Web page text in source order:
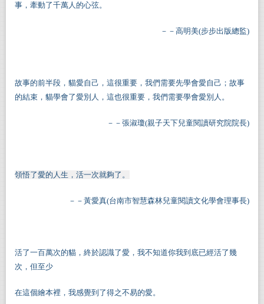
事，牽動了千萬人的心弦。
－－高明美(步步出版總監)
故事的前半段，貓愛自己，這很重要，我們需要先學會愛自己；故事
的結束，貓學會了愛別人，這也很重要，我們需要學會愛別人。
－－張淑瓊(親子天下兒童閱讀研究院院長)
領悟了愛的人生，活一次就夠了。
－－黃愛真(台南市智慧森林兒童閱讀文化學會理事長)
活了一百萬次的貓，終於認識了愛，我不知道你我到底已經活了幾
次，但至少
在這個繪本裡，我感覺到了得之不易的愛。